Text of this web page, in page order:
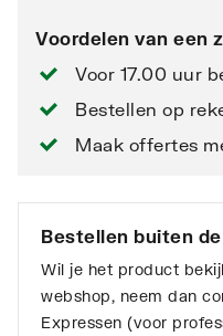
Voordelen van een
Voor 17.00 uur
Bestellen op
Maak offertes
Bestellen buiten
Wil je het product
webshop, neem dan
Expressen (voor